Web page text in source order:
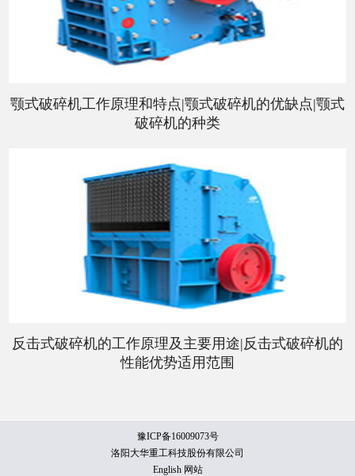
颚式破碎机工作原理和特点|颚式破碎机的优缺点|颚式
破碎机的种类
反击式破碎机的工作原理及主要用途|反击式破碎机的
性能优势适用范围
豫ICP备16009073号
洛阳大华重工科技股份有限公司
English 网站